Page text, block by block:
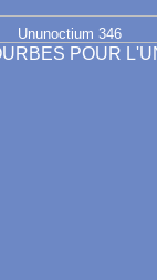
Ununoctium 346